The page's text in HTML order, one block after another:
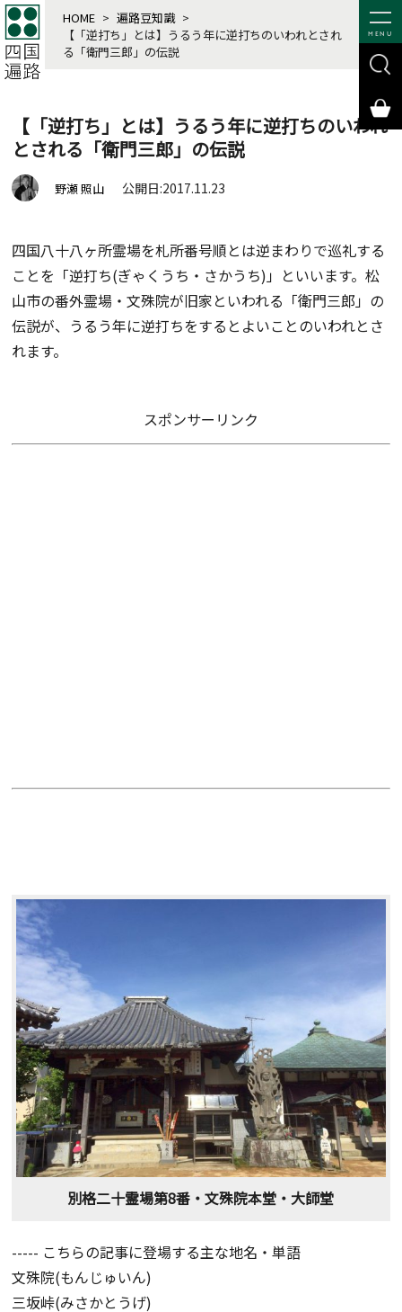
MENU
HOME > 遍路豆知識 >
【「逆打ち」とは】うるう年に逆打ちのいわれとされ
る「衛門三郎」の伝説
【「逆打ち」とは】うるう年に逆打ちのいわれ
とされる「衛門三郎」の伝説
野瀬 照山 公開日:2017.11.23
四国八十八ヶ所霊場を札所番号順とは逆まわりで巡礼する
ことを「逆打ち(ぎゃくうち・さかうち)」といいます。松
山市の番外霊場・文殊院が旧家といわれる「衛門三郎」の
伝説が、うるう年に逆打ちをするとよいことのいわれとさ
れます。
スポンサーリンク
別格二十霊場第8番・文殊院本堂・大師堂
----- こちらの記事に登場する主な地名・単語
文殊院(もんじゅいん)
三坂峠(みさかとうげ)